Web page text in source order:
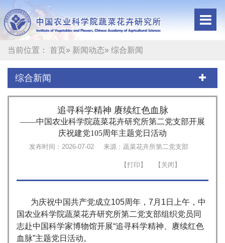
当前位置： 首页» 新闻动态» 综合新闻
综合新闻
追寻科学精神 赓续红色血脉
——中国农业科学院蔬菜花卉研究所第二党支部开展
庆祝建党105周年主题党日活动
发布时间：2026-07-02 来源：蔬菜花卉所第二党支部
为庆祝中国共产党成立105周年，7月1日上午，中
国农业科学院蔬菜花卉研究所第二党支部组织党员同
志赴中国科学家博物馆开展“追寻科学精神、赓续红色
血脉”主题党日活动。